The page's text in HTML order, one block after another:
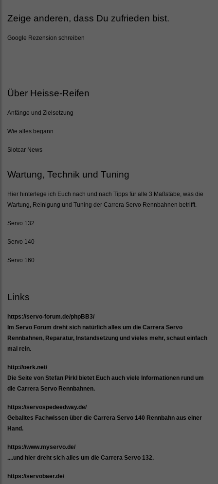
Zeige anderen, dass Du zufrieden bist.
Google Rezension schreiben
Über Heisse-Reifen
Anfänge und Zielsetzung
Wie alles begann
Slotcar News
Wartung, Technik und Tuning
Hier hinterlege ich Euch nach und nach Tipps für alle 3 Maßstäbe, was die
Wartung, Reinigung und Tuning der Carrera Servo Rennbahnen betrifft.
Servo 132
Servo 140
Servo 160
Links
https://servo-forum.de/phpBB3/
Im Servo Forum dreht sich natürlich alles um die Carrera Servo
Rennbahnen, Reparatur, Instandsetzung und vieles mehr, schaut einfach
mal rein.
http://oerk.net/
Die Seite von Stefan Pirkl bietet Euch auch viele Informationen rund um
die Carrera Servo Rennbahnen.
https://servospedeedway.de/
Geballtes Fachwissen über die Carrera Servo 140 Rennbahn aus einer
Hand.
https://www.myservo.de/
....und hier dreht sich alles um die Carrera Servo 132.
https://servobaer.de/